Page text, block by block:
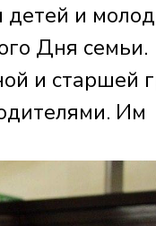
детей и
Дня семьи.
и старшей
Им